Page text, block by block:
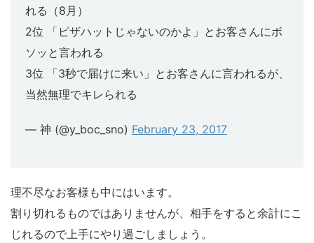
れる（8月）
2位 「ピザハットじゃないのかよ」とお客さんにボ
ソッと言われる
3位 「3秒で届けに来い」とお客さんに言われるが、
当然無理でキレられる
— 神 (@y_boc_sno) February 23, 2017
理不尽なお客様も中にはいます。
割り切れるものではありませんが、相手をすると余計にこ
じれるので上手にやり過ごしましょう。